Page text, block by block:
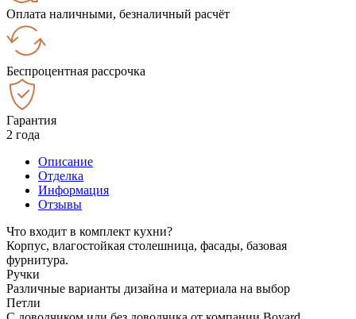
Оплата наличными, безналичный расчёт
Беспроцентная рассрочка
Гарантия
2 года
Описание
Отделка
Информация
Отзывы
Что входит в комплект кухни?
Корпус, влагостойкая столешница, фасады, базовая
фурнитура.
Ручки
Различные варианты дизайна и материала на выбор
Петли